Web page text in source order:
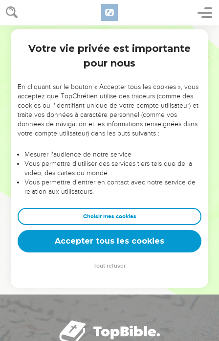
NE MANQUEZ PAS L’ÉVÉNEMENT
DE L’ANNÉE !
ET SI LEURS ERREURS POUVAIENT VOUS ÉVITER LES
VOTRES ?
leur foi ou leur vision. Mais on voit moins les doutes, les erreurs
et les saisons difficiles qu'ils ont traversés, alors même que ce
sont elles qui les ont façonnés.
Dans cette conférence, leaders, entrepreneurs, et responsables
clés pour avancer avec plus de sagesse afin que leurs erreurs
deviennent vos tremplins. Que vous guidiez un ministère, une
équipe, un groupe ou une famille, leur expérience est faite
Votre vie privée est importante
pour nous
En cliquant sur le bouton « Accepter tous les cookies », vous
acceptez que TopChrétien utilise des traceurs (comme des
cookies ou l'identifiant unique de votre compte utilisateur) et
traite vos données à caractère personnel (comme vos
données de navigation et les informations renseignées dans
votre compte utilisateur) dans les buts suivants :
Mesurer l'audience de notre service
Vous permettre d'utiliser des services tiers tels que de la
vidéo, des cartes du monde…
Vous permettre d'entrer en contact avec notre service de
relation aux utilisateurs.
Choisir mes cookies
Accepter tous les cookies
Tout refuser